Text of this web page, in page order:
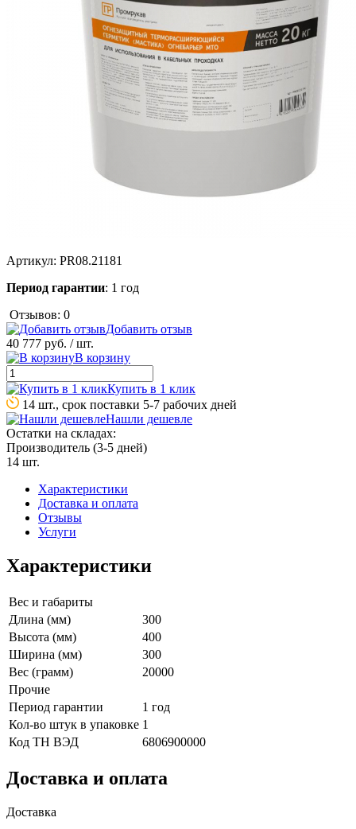
Артикул: PR08.21181
Период гарантии: 1 год
Отзывов: 0
Добавить отзыв
40 777 руб. / шт.
В корзину
Купить в 1 клик
14 шт., срок поставки 5-7 рабочих дней
Нашли дешевле
Остатки на складах:
Производитель (3-5 дней)
14 шт.
Характеристики
Доставка и оплата
Отзывы
Услуги
Характеристики
Вес и габариты
Длина (мм)
300
Высота (мм)
400
Ширина (мм)
300
Вес (грамм)
20000
Прочие
Период гарантии
1 год
Кол-во штук в упаковке 1
Код ТН ВЭД
6806900000
Доставка и оплата
Доставка